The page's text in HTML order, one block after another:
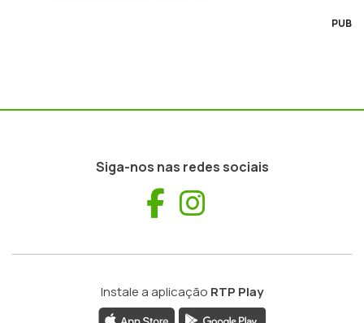
PUB
Siga-nos nas redes sociais
Facebook
Instale a aplicação RTP Play